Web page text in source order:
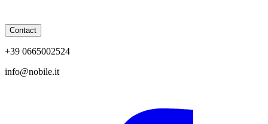
Contact
+39 0665002524
info@nobile.it